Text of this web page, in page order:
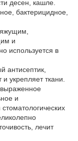
десен, кашле.
бактерицидное,
и
используется в
антисептик,
укрепляет ткани.
и
лечит